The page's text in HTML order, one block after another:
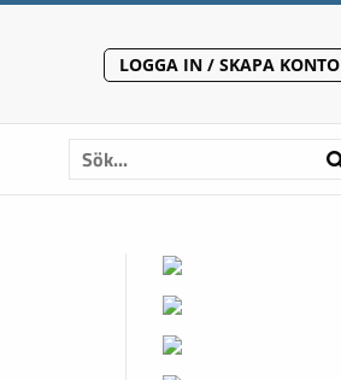
LOGGA IN / SKAPA KONTO